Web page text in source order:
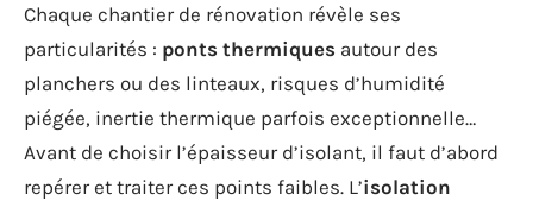
Chaque chantier de rénovation révèle ses
particularités : ponts thermiques autour des
planchers ou des linteaux, risques d’humidité
piégée, inertie thermique parfois exceptionnelle…
Avant de choisir l’épaisseur d’isolant, il faut d’abord
repérer et traiter ces points faibles. L’isolation